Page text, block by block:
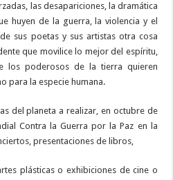
las desapariciones, la dramática
huyen de la guerra, la violencia y el
sus poetas y sus artistas otra cosa
que movilice lo mejor del espíritu,
los poderosos de la tierra quieren
para la especie humana.
del planeta a realizar, en octubre de
Contra la Guerra por la Paz en la
presentaciones de libros,
plásticas o exhibiciones de cine o